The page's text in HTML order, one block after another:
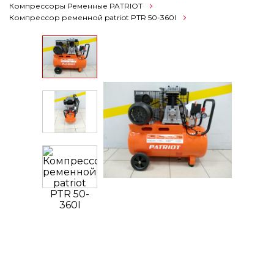
Компрессоры Ременные PATRIOT
Компрессор ременной patriot PTR 50-360I